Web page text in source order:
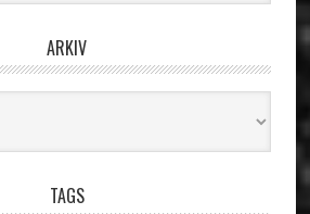
ARKIV
TAGS